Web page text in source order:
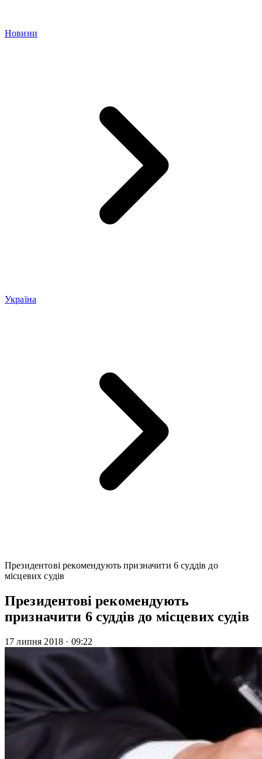
Новини
Україна
Президентові рекомендують призначити 6 суддів до
місцевих судів
Президентові рекомендують
призначити 6 суддів до місцевих судів
17 липня 2018 · 09:22